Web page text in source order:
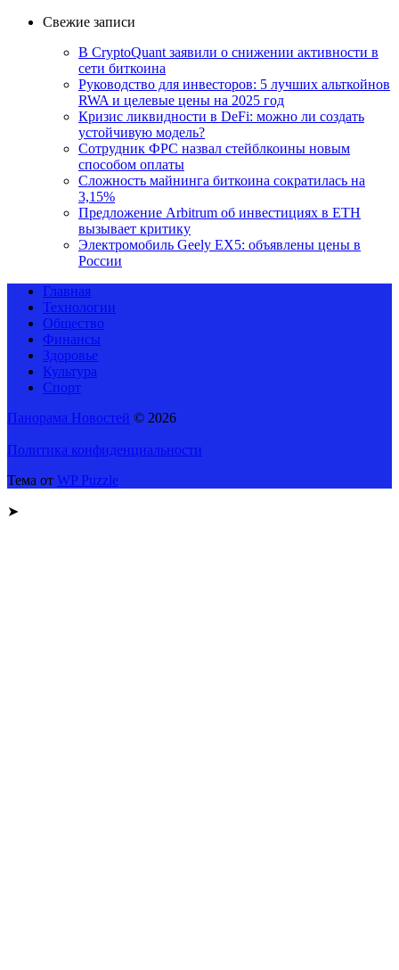
Свежие записи
В CryptoQuant заявили о снижении активности в
сети биткоина
Руководство для инвесторов: 5 лучших альткойнов
RWA и целевые цены на 2025 год
Кризис ликвидности в DeFi: можно ли создать
устойчивую модель?
Сотрудник ФРС назвал стейблкоины новым
способом оплаты
Сложность майнинга биткоина сократилась на
3,15%
Предложение Arbitrum об инвестициях в ETH
вызывает критику
Электромобиль Geely EX5: объявлены цены в
России
Главная
Технологии
Общество
Финансы
Здоровье
Культура
Спорт
Панорама Новостей © 2026
Политика конфиденциальности
Тема от WP Puzzle
➤